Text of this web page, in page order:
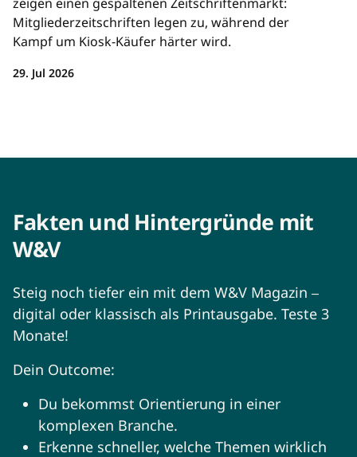
Mitgliederzeitschriften legen zu, während der
Kampf um Kiosk-Käufer härter wird.
29. Jul 2026
Fakten und Hintergründe mit
W&V
Steig noch tiefer ein mit dem W&V Magazin –
digital oder klassisch als Printausgabe. Teste 3
Monate!
Dein Outcome:
Du bekommst Orientierung in einer
komplexen Branche.
Erkenne schneller, welche Themen wirklich